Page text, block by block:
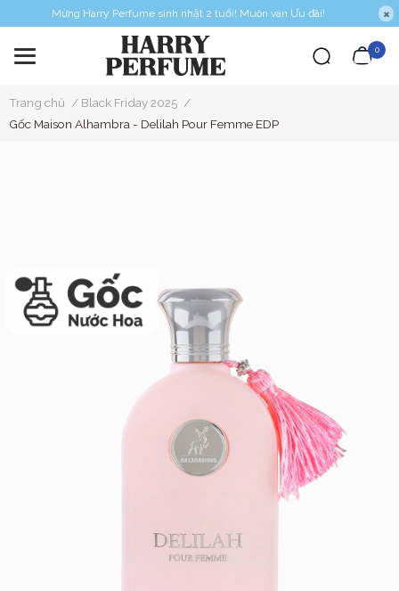
Mừng Harry Perfume sinh nhật 2 tuổi! Muôn vàn Ưu đãi!
0
Trang chủ / Black Friday 2025 /
Gốc Maison Alhambra - Delilah Pour Femme EDP